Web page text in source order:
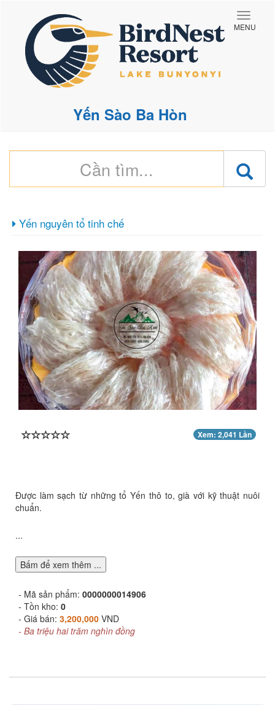
Toggle
MENU
Yến Sào Ba Hòn
Yến nguyên tổ tinh chế
Xem: 2,041 Lần
Được làm sạch từ những tổ Yến thô to, già với kỹ thuật nuôi
chuẩn.
...
Bấm để xem thêm ...
- Mã sản phẩm: 0000000014906
- Tồn kho: 0
- Giá bán: 3,200,000 VND
- Ba triệu hai trăm nghìn đồng